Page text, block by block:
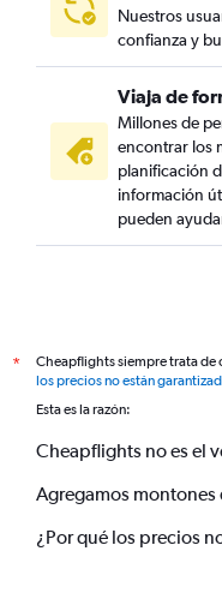
Nuestros
confianza y
Viaja de
Millones de
encontrar los
planificación
información
pueden
*
Cheapflights siempre trata de
los precios no están
Esta es la razón:
Cheapflights no es el
Agregamos montones
¿Por qué los precios